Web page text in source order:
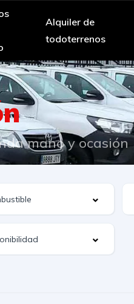
Alquiler de
todoterrenos
mano y ocasión